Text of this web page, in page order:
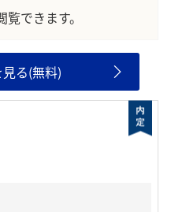
覧できます。
る(無料)